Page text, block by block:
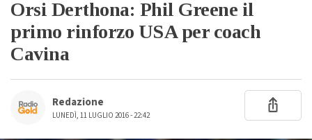
Orsi Derthona: Phil Greene il
primo rinforzo USA per coach
Cavina
Redazione
LUNEDÌ, 11 LUGLIO 2016 - 22:42